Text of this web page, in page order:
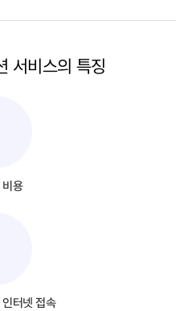
서비스의 특징
용
터넷 접속